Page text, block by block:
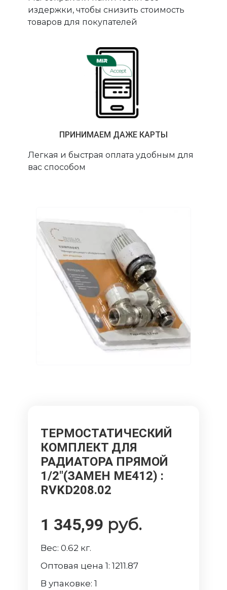
издержки, чтобы снизить стоимость
товаров для покупателей
ПРИНИМАЕМ ДАЖЕ КАРТЫ
Легкая и быстрая оплата удобным для
вас способом
ТЕРМОСТАТИЧЕСКИЙ
КОМПЛЕКТ ДЛЯ
РАДИАТОРА ПРЯМОЙ
1/2"(ЗАМЕН ME412) :
RVKD208.02
1 345,99 руб.
Вес:0.62 кг.
Оптовая цена 1:1211.87
В упаковке:1